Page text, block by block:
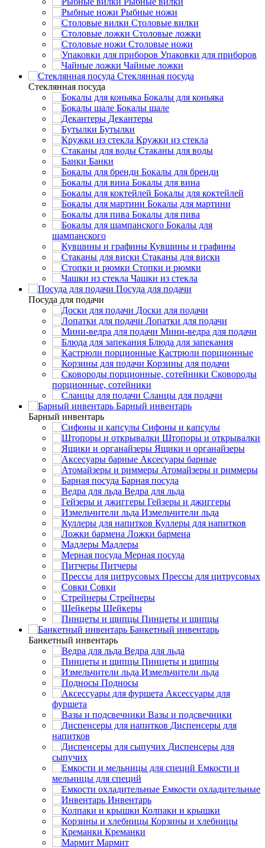
Рыбные ножи
Столовые вилки
Столовые ложки
Столовые ножи
Упаковки для приборов
Чайные ложки
Стеклянная посуда
Стеклянная посуда
Бокалы для коньяка
Бокалы шале
Декантеры
Бутылки
Кружки из стекла
Стаканы для воды
Банки
Бокалы для бренди
Бокалы для вина
Бокалы для коктейлей
Бокалы для мартини
Бокалы для пива
Бокалы для
шампанского
Кувшины и графины
Стаканы для виски
Стопки и рюмки
Чашки из стекла
Посуда для подачи
Посуда для подачи
Доски для подачи
Лопатки для подачи
Мини-ведра для подачи
Блюда для запекания
Кастрюли порционные
Корзины для подачи
Сковороды
порционные, сотейники
Сланцы для подачи
Барный инвентарь
Барный инвентарь
Сифоны и капсулы
Штопоры и открывалки
Ящики и органайзеры
Аксесуары барные
Атомайзеры и риммеры
Барная посуда
Ведра для льда
Гейзеры и джиггеры
Измельчители льда
Куллеры для напитков
Ложки бармена
Мадлеры
Мерная посуда
Питчеры
Прессы для цитрусовых
Совки
Стрейнеры
Шейкеры
Пинцеты и щипцы
Банкетный инвентарь
Банкетный инвентарь
Ведра для льда
Пинцеты и щипцы
Измельчители льда
Подносы
Аксессуары для
фуршета
Вазы и подсвечники
Диспенсеры для
напитков
Диспенсеры для
сыпучих
Емкости и
мельницы для специй
Емкости охладительные
Инвентарь
Колпаки и крышки
Корзины и хлебницы
Креманки
Мармит